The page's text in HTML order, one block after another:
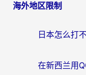
海外地区限制